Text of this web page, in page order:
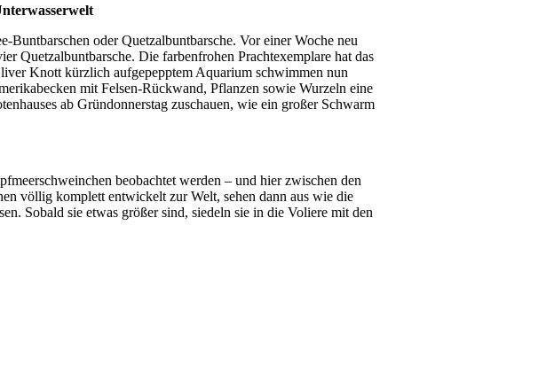
oder Quetzalbuntbarsche. Vor einer Woche neu
Quetzalbuntbarsche. Die farbenfrohen Prachtexemplare hat das
Knott kürzlich aufgepepptem Aquarium schwimmen nun
mit Felsen-Rückwand, Pflanzen sowie Wurzeln eine
ab Gründonnerstag zuschauen, wie ein großer Schwarm
beobachtet werden – und hier zwischen den
völlig komplett entwickelt zur Welt, sehen dann aus wie die
Sobald sie etwas größer sind, siedeln sie in die Voliere mit den